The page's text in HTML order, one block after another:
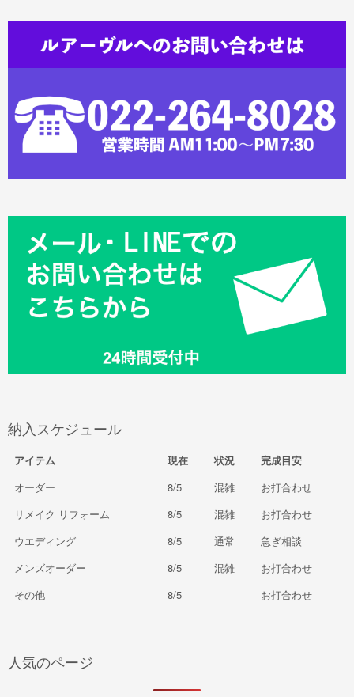
納入スケジュール
アイテム 現在 状況
完成目安
オーダー
8/5 混雑
お打合わせ
リメイク リフォーム
8/5 混雑
お打合わせ
ウエディング
8/5 通常
急ぎ相談
メンズオーダー
8/5 混雑
お打合わせ
その他
8/5 お打合わせ
人気のページ